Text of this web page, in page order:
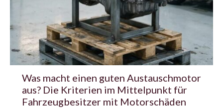
Was macht einen guten Austauschmotor
aus? Die Kriterien im Mittelpunkt für
Fahrzeugbesitzer mit Motorschäden